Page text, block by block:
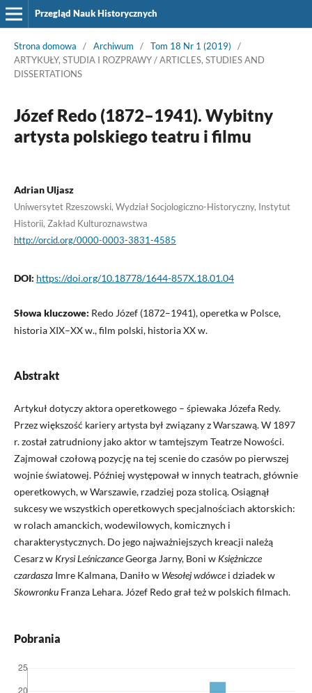
Przegląd Nauk Historycznych
Strona domowa / Archiwum / Tom 18 Nr 1 (2019)
/
ARTYKUŁY, STUDIA I ROZPRAWY / ARTICLES, STUDIES AND
DISSERTATIONS
Józef Redo (1872–1941). Wybitny
artysta polskiego teatru i filmu
Adrian Uljasz
Uniwersytet Rzeszowski, Wydział Socjologiczno-Historyczny, Instytut
Historii, Zakład Kulturoznawstwa
http://orcid.org/0000-0003-3831-4585
DOI: https://doi.org/10.18778/1644-857X.18.01.04
Słowa kluczowe: Redo Józef (1872–1941), operetka w Polsce,
historia XIX–XX w., film polski, historia XX w.
Abstrakt
Artykuł dotyczy aktora operetkowego – śpiewaka Józefa Redy.
Przez większość kariery artysta był związany z Warszawą. W 1897
r. został zatrudniony jako aktor w tamtejszym Teatrze Nowości.
Zajmował czołową pozycję na tej scenie do czasów po pierwszej
wojnie światowej. Później występował w innych teatrach, głównie
operetkowych, w Warszawie, rzadziej poza stolicą. Osiągnął
sukcesy we wszystkich operetkowych specjalnościach aktorskich:
w rolach amanckich, wodewilowych, komicznych i
charakterystycznych. Do jego najważniejszych kreacji należą
Cesarz w Krysi LeśniczanceGeorga Jarny, Boni w Księżniczce
czardasza Imre Kalmana, Daniło w Wesołej wdówcei dziadek w
Skowronku Franza Lehara. Józef Redo grał też w polskich filmach.
Pobrania